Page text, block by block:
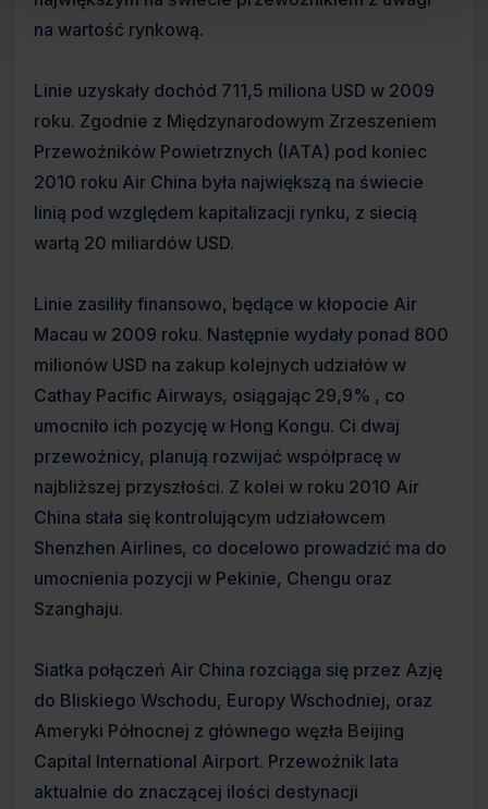
na wartość rynkową.
Linie uzyskały dochód 711,5 miliona USD w 2009
roku. Zgodnie z Międzynarodowym Zrzeszeniem
Przewoźników Powietrznych (IATA) pod koniec
2010 roku Air China była największą na świecie
linią pod względem kapitalizacji rynku, z siecią
wartą 20 miliardów USD.
Linie zasiliły finansowo, będące w kłopocie Air
Macau w 2009 roku. Następnie wydały ponad 800
milionów USD na zakup kolejnych udziałów w
Cathay Pacific Airways, osiągając 29,9% , co
umocniło ich pozycję w Hong Kongu. Ci dwaj
przewoźnicy, planują rozwijać współpracę w
najbliższej przyszłości. Z kolei w roku 2010 Air
China stała się kontrolującym udziałowcem
Shenzhen Airlines, co docelowo prowadzić ma do
umocnienia pozycji w Pekinie, Chengu oraz
Szanghaju.
Siatka połączeń Air China rozciąga się przez Azję
do Bliskiego Wschodu, Europy Wschodniej, oraz
Ameryki Północnej z głównego węzła Beijing
Capital International Airport. Przewoźnik lata
aktualnie do znaczącej ilości destynacji